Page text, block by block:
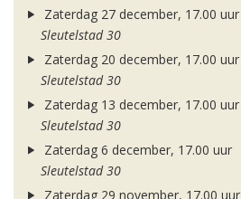
Zaterdag 27 december, 17.00 uur
Sleutelstad 30
Zaterdag 20 december, 17.00 uur
Sleutelstad 30
Zaterdag 13 december, 17.00 uur
Sleutelstad 30
Zaterdag 6 december, 17.00 uur
Sleutelstad 30
Zaterdag 29 november, 17.00 uur